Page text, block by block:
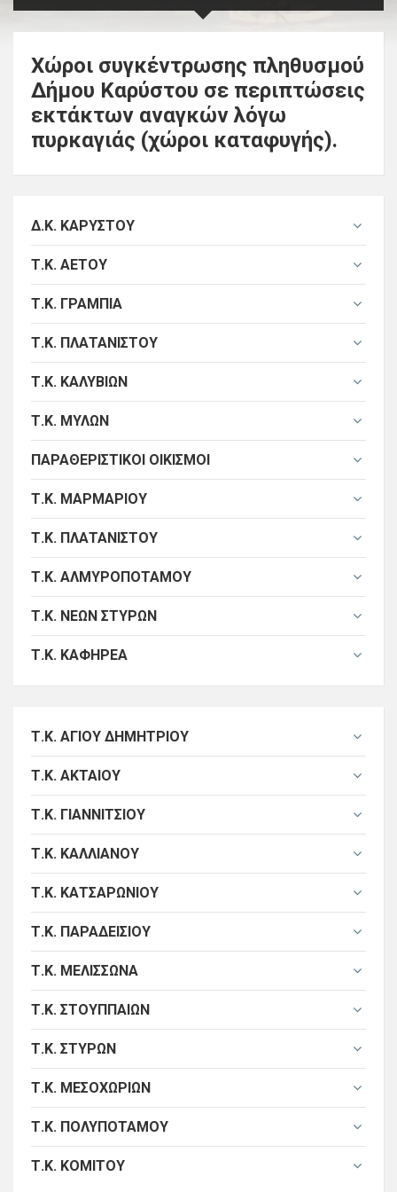
Χώροι συγκέντρωσης πληθυσμού
Δήμου Καρύστου σε περιπτώσεις
εκτάκτων αναγκών λόγω
πυρκαγιάς (χώροι καταφυγής).
Δ.Κ. ΚΑΡΎΣΤΟΥ
Τ.Κ. ΑΕΤΟΎ
Τ.Κ. ΓΡΑΜΠΙΆ
Τ.Κ. ΠΛΑΤΑΝΙΣΤΟΎ
Τ.Κ. ΚΑΛΥΒΊΩΝ
Τ.Κ. ΜΎΛΩΝ
ΠΑΡΑΘΕΡΙΣΤΙΚΟΊ ΟΙΚΙΣΜΟΊ
Τ.Κ. ΜΑΡΜΑΡΊΟΥ
Τ.Κ. ΠΛΑΤΑΝΙΣΤΟΎ
Τ.Κ. ΑΛΜΥΡΟΠΟΤΆΜΟΥ
Τ.Κ. ΝΈΩΝ ΣΤΎΡΩΝ
Τ.Κ. ΚΑΦΗΡΈΑ
Τ.Κ. ΑΓΊΟΥ ΔΗΜΗΤΡΊΟΥ
Τ.Κ. ΑΚΤΑΊΟΥ
Τ.Κ. ΓΙΑΝΝΙΤΣΊΟΥ
Τ.Κ. ΚΑΛΛΙΑΝΟΎ
Τ.Κ. ΚΑΤΣΑΡΩΝΊΟΥ
Τ.Κ. ΠΑΡΑΔΕΙΣΊΟΥ
Τ.Κ. ΜΕΛΙΣΣΏΝΑ
Τ.Κ. ΣΤΟΥΠΠΑΊΩΝ
Τ.Κ. ΣΤΎΡΩΝ
Τ.Κ. ΜΕΣΟΧΩΡΊΩΝ
Τ.Κ. ΠΟΛΥΠΟΤΆΜΟΥ
Τ.Κ. ΚΌΜΙΤΟΥ